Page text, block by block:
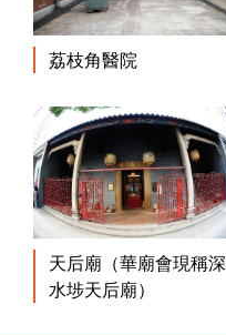
荔枝角醫院
天后廟（華廟會現稱深
水埗天后廟）